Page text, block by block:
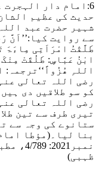
6:امام دار
حدیث کی عظیم
شہیر حضرت عبد
سے روایت کیا :’’اَنَّ
طَلَّقْتُ امْرَاَتِی مِاءَۃَ
ابْنُ عَبَّاسٍ: طَلُقَتْ
اللہِ ھُزُواً‘‘ ترجمہ:
رضی اللہ تعالی
کو سو طلاقیں دی
رضی اللہ تعالی
تیری طرف سے تین
ستانوے کی وجہ سے
بنا لیا۔(مؤطا
ظہبی)